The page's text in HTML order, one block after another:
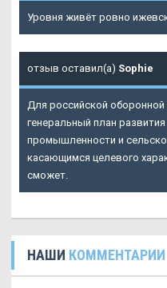
Уровня живёт ровно
отзыв оставил(а) Sophie
Для российской
генеральный план
промышленности и
касающимся целевого
сможет.
НАШИ КОММЕНТАРИИ